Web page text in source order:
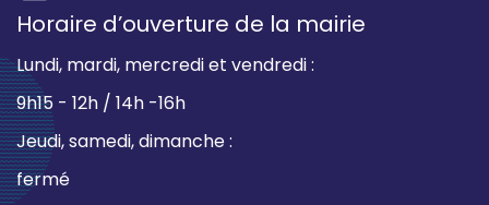
Horaire d’ouverture de la mairie
Lundi, mardi, mercredi et vendredi :
9h15 - 12h / 14h -16h
Jeudi, samedi, dimanche :
fermé